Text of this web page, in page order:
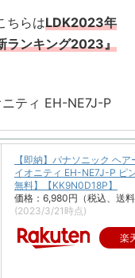
ちらはLDK2023年
ランキング2023』
ティ EH-NE7J-P
【即納】パナソニック ヘ
イオニティ EH-NE7J-P ピ
無料】【KK9N0D18P】
価格：6,980円（税込、送
(2023/3/21時点)
楽